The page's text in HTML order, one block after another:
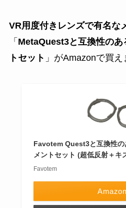
VR用度付きレンズで有名な
「 MetaQuest3と互換性の
トセット 」がAmazonで買え
Favotem Quest3と互換性の
メントセット (超低反射＋キ
Favotem
Amazon